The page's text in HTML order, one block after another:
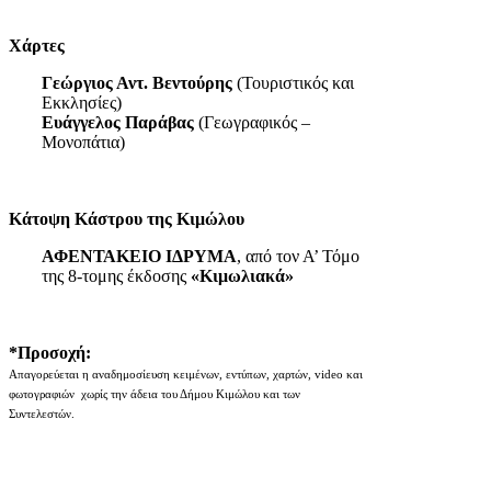
Χάρτες
Γεώργιος Αντ. Βεντούρης (Τουριστικός και
Εκκλησίες)
Ευάγγελος Παράβας (Γεωγραφικός –
Μονοπάτια)
Κάτοψη Κάστρου της Κιμώλου
ΑΦΕΝΤΑΚΕΙΟ ΙΔΡΥΜΑ, από τον Α’ Τόμο
της 8-τομης έκδοσης «Κιμωλιακά»
*Προσοχή:
Απαγορεύεται η αναδημοσίευση κειμένων, εντύπων, χαρτών, video και
φωτογραφιών χωρίς την άδεια του Δήμου Κιμώλου και των
Συντελεστών.